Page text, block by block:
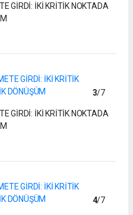
GİRDİ: İKİ KRİTİK NOKTADA
3/7
GİRDİ: İKİ KRİTİK NOKTADA
4/7